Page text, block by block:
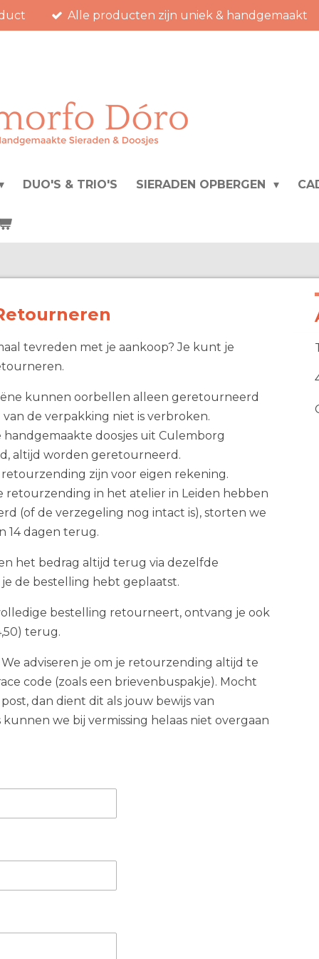
Alle producten zijn uniek & handgemaakt
DUO'S & TRIO'S SIERADEN OPBERGEN
tevreden met je aankoop? Je kunt je
kunnen oorbellen alleen geretourneerd
de verpakking niet is verbroken.
handgemaakte doosjes uit Culemborg
altijd worden geretourneerd.
zijn voor eigen rekening.
retourzending in het atelier in Leiden hebben
(of de verzegeling nog intact is), storten we
14 dagen terug.
het bedrag altijd terug via dezelfde
de bestelling hebt geplaatst.
bestelling retourneert, ontvang je ook
terug.
We adviseren je om je retourzending altijd te
code (zoals een brievenbuspakje). Mocht
dan dient dit als jouw bewijs van
we bij vermissing helaas niet overgaan